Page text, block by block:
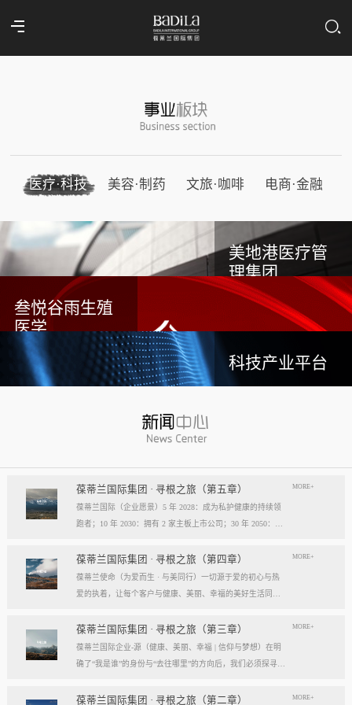
医疗·科技 美容·制药 文旅·咖啡 电商·金融
美地港医疗管
理集团
叁悦谷雨生殖
医学
科技产业平台
葆蒂兰国际集团 · 寻根之旅（第五章）
葆蒂兰国际（企业愿景）5 年 2028：成为私护健康的持续领
跑者；10 年 2030：拥有 2 家主板上市公司；30 年 2050：成
葆蒂兰国际立志成为健康产业中一个响亮的中国品牌。我们
以“为爱而生，与美同行”为使命，绘制出一幅清晰而雄心勃
勃的发展蓝图，旨在以坚实的步伐，从专业的深度走向事业
028 | 5年愿景）成为“私护健康领域的持续领跑者”· 定位： 我
MORE+
葆蒂兰国际集团 · 寻根之旅（第四章）
葆蒂兰使命（为爱而生 · 与美同行）一切源于爱的初心与热
爱的执着，让每个客户与健康、美丽、幸福的美好生活同
双翼“爱的初心”与“热爱的执着”，共同构成了葆蒂兰的精神内
核与力量源泉，二者如同呼吸，一呼一吸，生生不息。爱的
初心，是我们的根脉与方向。它是最初那份纯粹的善意、利
MORE+
葆蒂兰国际集团 · 寻根之旅（第三章）
葆蒂兰国际企业-源（健康、美丽、幸福 | 信仰与梦想）在明
确了“我是谁”的身份与“去往哪里”的方向后，我们必须探寻滋
格局与能量。它，就是葆蒂兰的“源”——我们一切思想与行
MORE+
葆蒂兰国际集团 · 寻根之旅（第二章） MORE+